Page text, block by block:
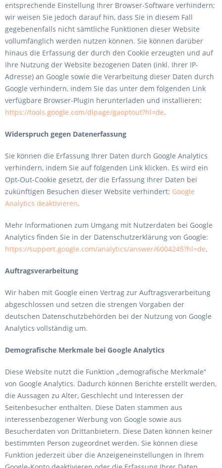
entsprechende Einstellung Ihrer Browser-Software verhindern;
wir weisen Sie jedoch darauf hin, dass Sie in diesem Fall
gegebenenfalls nicht sämtliche Funktionen dieser Website
vollumfänglich werden nutzen können. Sie können darüber
hinaus die Erfassung der durch den Cookie erzeugten und auf
Ihre Nutzung der Website bezogenen Daten (inkl. Ihrer IP-
Adresse) an Google sowie die Verarbeitung dieser Daten durch
Google verhindern, indem Sie das unter dem folgenden Link
verfügbare Browser-Plugin herunterladen und installieren:
https://tools.google.com/dlpage/gaoptout?hl=de.
Widerspruch gegen Datenerfassung
Sie können die Erfassung Ihrer Daten durch Google Analytics
verhindern, indem Sie auf folgenden Link klicken. Es wird ein
Opt-Out-Cookie gesetzt, der die Erfassung Ihrer Daten bei
zukünftigen Besuchen dieser Website verhindert: Google
Analytics deaktivieren.
Mehr Informationen zum Umgang mit Nutzerdaten bei Google
Analytics finden Sie in der Datenschutzerklärung von Google:
https://support.google.com/analytics/answer/6004245?hl=de.
Auftragsverarbeitung
Wir haben mit Google einen Vertrag zur Auftragsverarbeitung
abgeschlossen und setzen die strengen Vorgaben der
deutschen Datenschutzbehörden bei der Nutzung von Google
Analytics vollständig um.
Demografische Merkmale bei Google Analytics
Diese Website nutzt die Funktion „demografische Merkmale“
von Google Analytics. Dadurch können Berichte erstellt werden,
die Aussagen zu Alter, Geschlecht und Interessen der
Seitenbesucher enthalten. Diese Daten stammen aus
interessenbezogener Werbung von Google sowie aus
Besucherdaten von Drittanbietern. Diese Daten können keiner
bestimmten Person zugeordnet werden. Sie können diese
Funktion jederzeit über die Anzeigeneinstellungen in Ihrem